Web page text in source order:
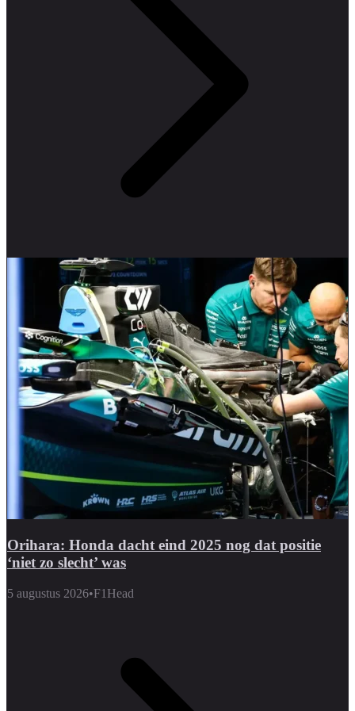
Orihara: Honda dacht eind 2025 nog dat positie
‘niet zo slecht’ was
5 augustus 2026•F1Head